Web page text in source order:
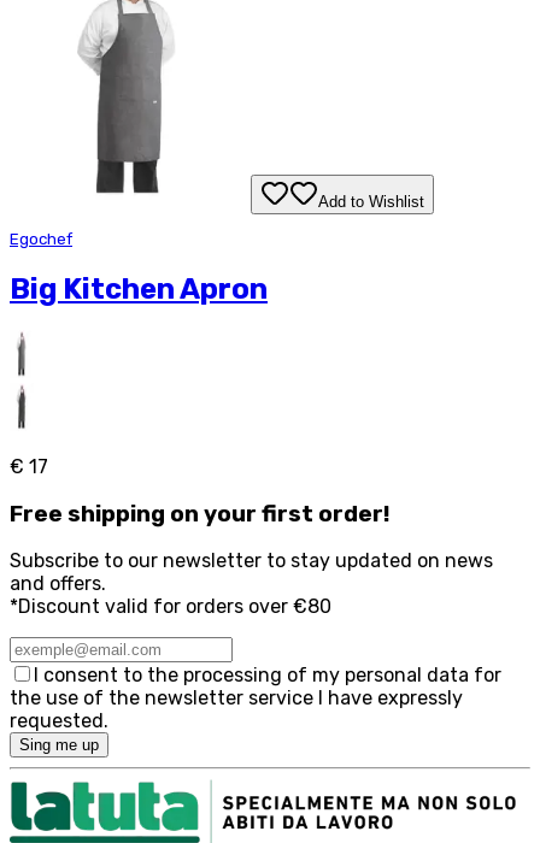
Add to Wishlist
Egochef
Big Kitchen Apron
€ 17
Free shipping on your first order!
Subscribe to our newsletter to stay updated on news
and offers.
*Discount valid for orders over €80
I consent to the processing of my personal data for
the use of the newsletter service I have expressly
requested.
Sing me up